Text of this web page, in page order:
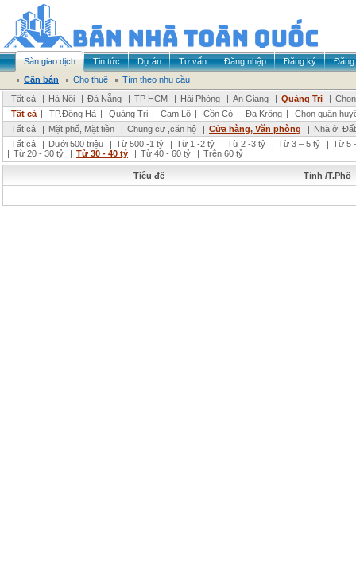
Sàn giao dịch Tin tức Dự án Tư vấn Đăng nhập Đăng ký
Đăng
Cần bán
Cho thuê
Tìm theo nhu cầu
Tất cả
| Hà Nội | Đà Nẵng | TP HCM | Hải Phòng | An Giang | Quảng Trị |
Tất cả | TP.Đông Hà | Quảng Trị | Cam Lộ | Cồn Cỏ | Đa Krông |
Chọn quận
Tất cả
| Mặt phố, Mặt tiền | Chung cư ,căn hộ | Cửa hàng, Văn phòng | Nhà ở,
Tất cả
| Dưới 500 triệu | Từ 500 -1 tỷ | Từ 1 -2 tỷ | Từ 2 -3 tỷ | Từ 3 – 5 tỷ | Từ 5
| Từ 20 - 30 tỷ | Từ 30 - 40 tỷ | Từ 40 - 60 tỷ | Trên 60 tỷ
Tiêu đề Tỉnh /T.Phố